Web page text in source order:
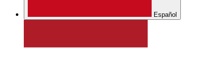
Español